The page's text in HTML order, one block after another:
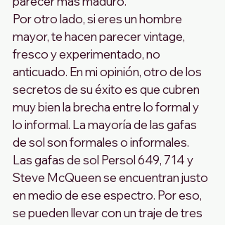
Por otro lado, si eres un hombre
mayor, te hacen parecer vintage,
fresco y experimentado, no
anticuado. En mi opinión, otro de los
secretos de su éxito es que cubren
muy bien la brecha entre lo formal y
lo informal. La mayoría de las gafas
de sol son formales o informales.
Las gafas de sol Persol 649, 714 y
Steve McQueen se encuentran justo
en medio de ese espectro. Por eso,
se pueden llevar con un traje de tres